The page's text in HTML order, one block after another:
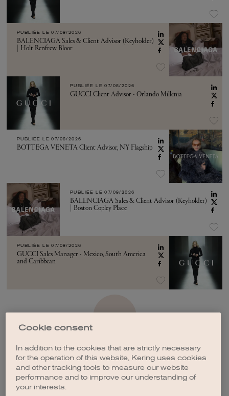
PUBLIÉE LE 07/08/2026
BALENCIAGA Sales & Client Advisor (Keyholder)
| Holt Renfrew Bloor
PUBLIÉE LE 07/08/2026
GUCCI Client Advisor - Orlando Millenia
PUBLIÉE LE 07/08/2026
BOTTEGA VENETA Client Advisor, NY Flagship
PUBLIÉE LE 07/08/2026
BALENCIAGA Sales & Client Advisor (Keyholder)
| Boston Copley Place
PUBLIÉE LE 07/08/2026
GUCCI Sales Manager - Mexico, South America
and Caribbean
CRÉER UNE ALERTE
Cookie consent
In addition to the cookies that are strictly necessary
for the operation of this website, Kering uses cookies
and other tracking tools to measure our website
performance and to improve our understanding of
your interests.